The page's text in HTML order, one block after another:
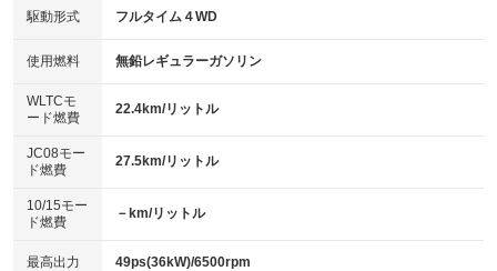
USB入力端子
：装備なし
100V電源
：装備なし
センターデフロック
：装備なし
電動格納ミラー
：装備あり
HID(キセノンライト)
：装備なし
バックカメラ
：装備なし
エアロ
：装備なし
：装備なし
パワーシート
ベンチシート
：装備なし
チップアップシート
：装備なし
駆動形式 フルタイム４WD
使用燃料 無鉛レギュラーガソリン
WLTCモ
ード燃費
22.4km/リットル
JC08モー
ド燃費
27.5km/リットル
10/15モー
ド燃費
－km/リットル
最高出力 49ps(36kW)/6500rpm